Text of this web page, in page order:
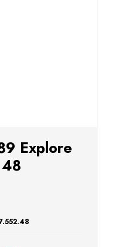
Explore